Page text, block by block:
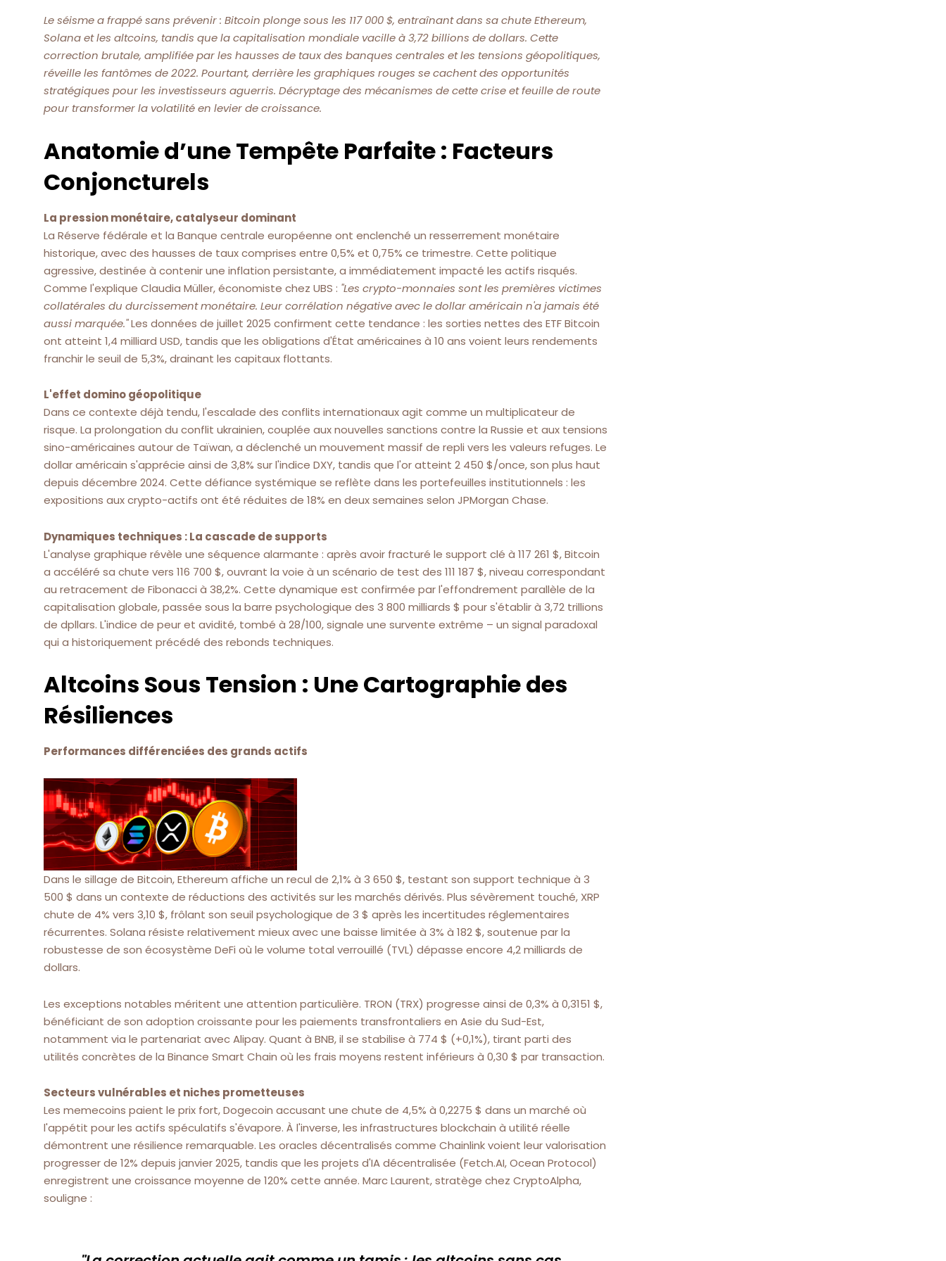
Le séisme a frappé sans prévenir : Bitcoin plonge sous les 117 000 $, entraînant dans sa chute Ethereum,
Solana et les altcoins, tandis que la capitalisation mondiale vacille à 3,72 billions de dollars. Cette
correction brutale, amplifiée par les hausses de taux des banques centrales et les tensions géopolitiques,
réveille les fantômes de 2022. Pourtant, derrière les graphiques rouges se cachent des opportunités
stratégiques pour les investisseurs aguerris. Décryptage des mécanismes de cette crise et feuille de route
pour transformer la volatilité en levier de croissance.
Anatomie d’une Tempête Parfaite : Facteurs
Conjoncturels
La pression monétaire, catalyseur dominant
La Réserve fédérale et la Banque centrale européenne ont enclenché un resserrement monétaire
historique, avec des hausses de taux comprises entre 0,5% et 0,75% ce trimestre. Cette politique
agressive, destinée à contenir une inflation persistante, a immédiatement impacté les actifs risqués.
Comme l'explique Claudia Müller, économiste chez UBS : "Les crypto-monnaies sont les premières victimes
collatérales du durcissement monétaire. Leur corrélation négative avec le dollar américain n'a jamais été
aussi marquée."Les données de juillet 2025 confirment cette tendance : les sorties nettes des ETF Bitcoin
ont atteint 1,4 milliard USD, tandis que les obligations d'État américaines à 10 ans voient leurs rendements
franchir le seuil de 5,3%, drainant les capitaux flottants.
L'effet domino géopolitique
Dans ce contexte déjà tendu, l'escalade des conflits internationaux agit comme un multiplicateur de
risque. La prolongation du conflit ukrainien, couplée aux nouvelles sanctions contre la Russie et aux tensions
sino-américaines autour de Taïwan, a déclenché un mouvement massif de repli vers les valeurs refuges. Le
dollar américain s'apprécie ainsi de 3,8% sur l'indice DXY, tandis que l'or atteint 2 450 $/once, son plus haut
depuis décembre 2024. Cette défiance systémique se reflète dans les portefeuilles institutionnels : les
expositions aux crypto-actifs ont été réduites de 18% en deux semaines selon JPMorgan Chase.
Dynamiques techniques : La cascade de supports
L'analyse graphique révèle une séquence alarmante : après avoir fracturé le support clé à 117 261 $, Bitcoin
a accéléré sa chute vers 116 700 $, ouvrant la voie à un scénario de test des 111 187 $, niveau correspondant
au retracement de Fibonacci à 38,2%. Cette dynamique est confirmée par l'effondrement parallèle de la
capitalisation globale, passée sous la barre psychologique des 3 800 milliards $ pour s'établir à 3,72 trillions
de dpllars. L'indice de peur et avidité, tombé à 28/100, signale une survente extrême – un signal paradoxal
qui a historiquement précédé des rebonds techniques.
Altcoins Sous Tension : Une Cartographie des
Résiliences
Performances différenciées des grands actifs
Dans le sillage de Bitcoin, Ethereum affiche un recul de 2,1% à 3 650 $, testant son support technique à 3
500 $ dans un contexte de réductions des activités sur les marchés dérivés. Plus sévèrement touché, XRP
chute de 4% vers 3,10 $, frôlant son seuil psychologique de 3 $ après les incertitudes réglementaires
récurrentes. Solana résiste relativement mieux avec une baisse limitée à 3% à 182 $, soutenue par la
robustesse de son écosystème DeFi où le volume total verrouillé (TVL) dépasse encore 4,2 milliards de
dollars.
Les exceptions notables méritent une attention particulière. TRON (TRX) progresse ainsi de 0,3% à 0,3151 $,
bénéficiant de son adoption croissante pour les paiements transfrontaliers en Asie du Sud-Est,
notamment via le partenariat avec Alipay. Quant à BNB, il se stabilise à 774 $ (+0,1%), tirant parti des
utilités concrètes de la Binance Smart Chain où les frais moyens restent inférieurs à 0,30 $ par transaction.
Secteurs vulnérables et niches prometteuses
Les memecoins paient le prix fort, Dogecoin accusant une chute de 4,5% à 0,2275 $ dans un marché où
l'appétit pour les actifs spéculatifs s'évapore. À l'inverse, les infrastructures blockchain à utilité réelle
démontrent une résilience remarquable. Les oracles décentralisés comme Chainlink voient leur valorisation
progresser de 12% depuis janvier 2025, tandis que les projets d'IA décentralisée (Fetch.AI, Ocean Protocol)
enregistrent une croissance moyenne de 120% cette année. Marc Laurent, stratège chez CryptoAlpha,
souligne :